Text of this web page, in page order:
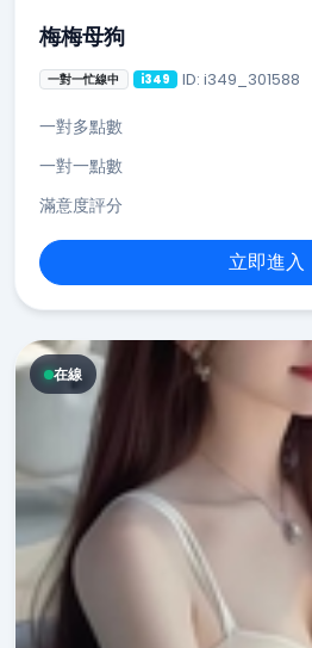
梅梅母狗
一對一忙線中 i349 ID: i349_301588
一對多點數
一對一點數
滿意度評分
立即進入
在線